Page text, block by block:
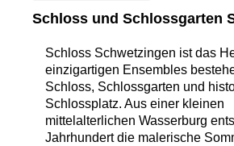
Schloss und Schlossgarten
Schloss Schwetzingen ist das
einzigartigen Ensembles
Schloss, Schlossgarten und
Schlossplatz. Aus einer kleinen
mittelalterlichen Wasserburg
Jahrhundert die malerische